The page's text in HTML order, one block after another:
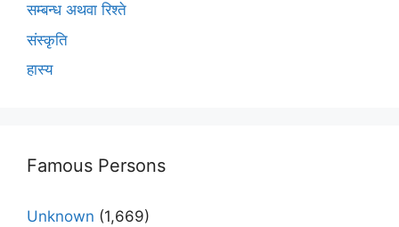
सम्बन्ध अथवा रिश्ते
संस्कृति
हास्य
Famous Persons
Unknown (1,669)